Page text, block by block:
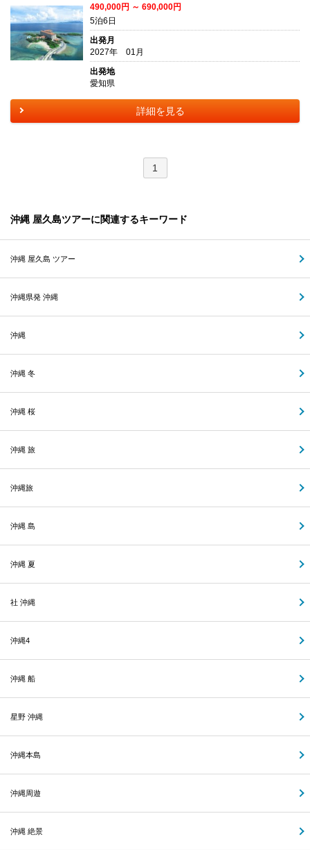
490,000円 ～ 690,000円
5泊6日
出発月
2027年 01月
出発地
愛知県
詳細を見る
1
沖縄 屋久島ツアーに関連するキーワード
沖縄 屋久島 ツアー
沖縄県発 沖縄
沖縄
沖縄 冬
沖縄 桜
沖縄 旅
沖縄旅
沖縄 島
沖縄 夏
社 沖縄
沖縄4
沖縄 船
星野 沖縄
沖縄本島
沖縄周遊
沖縄 絶景